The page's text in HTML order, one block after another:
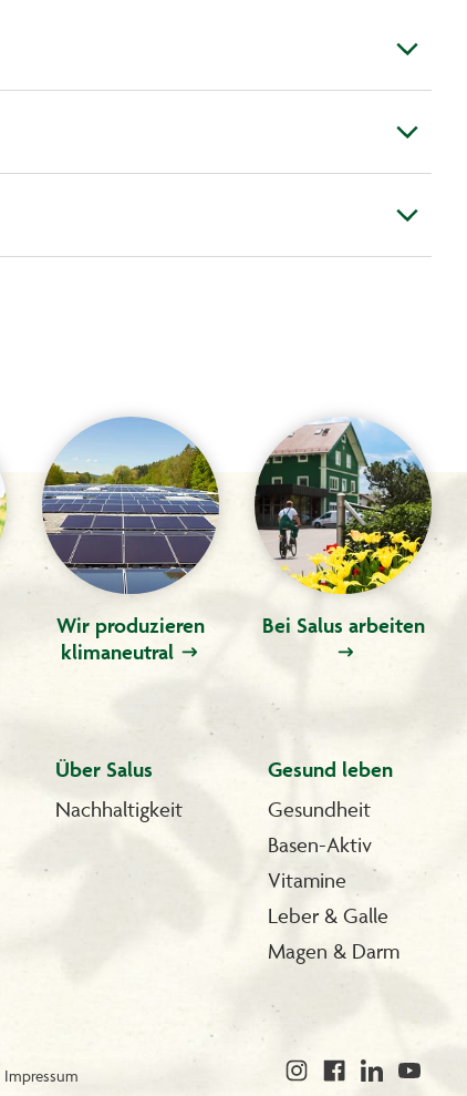
Wir produzieren
klimaneutral
Bei Salus arbeiten
Über Salus
Nachhaltigkeit
Gesund leben
Gesundheit
Basen-Aktiv
Vitamine
Leber & Galle
Magen & Darm
Impressum